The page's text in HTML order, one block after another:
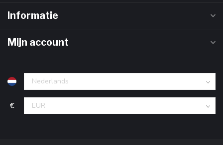
Informatie
Mijn account
€